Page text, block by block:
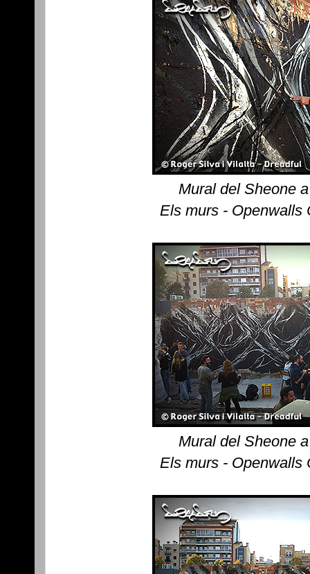
Mural del Sheone
Els murs - Openwalls
Mural del Sheone
Els murs - Openwalls